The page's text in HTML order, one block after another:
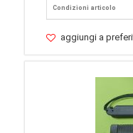
Condizioni articolo
aggiungi a